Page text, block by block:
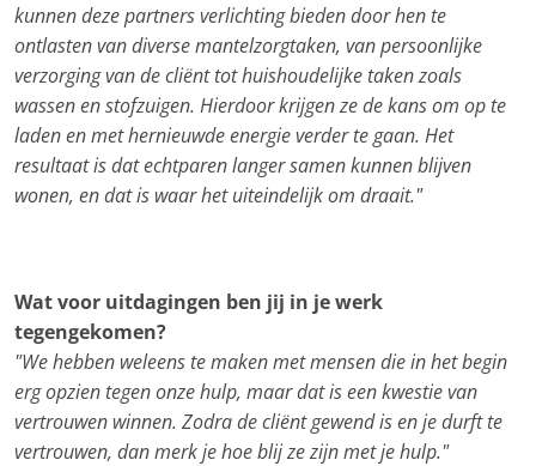
kunnen deze partners verlichting bieden door hen te
ontlasten van diverse mantelzorgtaken, van persoonlijke
verzorging van de cliënt tot huishoudelijke taken zoals
wassen en stofzuigen. Hierdoor krijgen ze de kans om op te
laden en met hernieuwde energie verder te gaan. Het
resultaat is dat echtparen langer samen kunnen blijven
wonen, en dat is waar het uiteindelijk om draait."
Wat voor uitdagingen ben jij in je werk
tegengekomen?
"We hebben weleens te maken met mensen die in het begin
erg opzien tegen onze hulp, maar dat is een kwestie van
vertrouwen winnen. Zodra de cliënt gewend is en je durft te
vertrouwen, dan merk je hoe blij ze zijn met je hulp."